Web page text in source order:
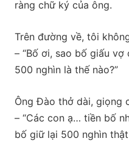
ràng chữ ký của ông.
Trên đường về, tôi
– “Bố ơi, sao bố giấu
500 nghìn là thế nào?”
Ông Đào thở dài, giọng
– “Các con ạ… tiền bố
bố giữ lại 500 nghìn